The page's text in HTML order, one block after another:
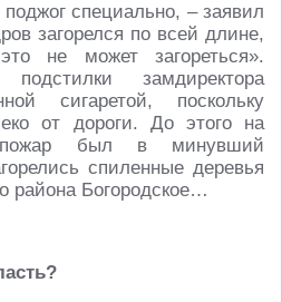
поджог специально, – заявил
загорелся по всей длине,
не может загореться».
замдиректора
сигаретой, поскольку
от дороги. До этого на
пожар был в минувший
спиленные деревья
района Богородское…